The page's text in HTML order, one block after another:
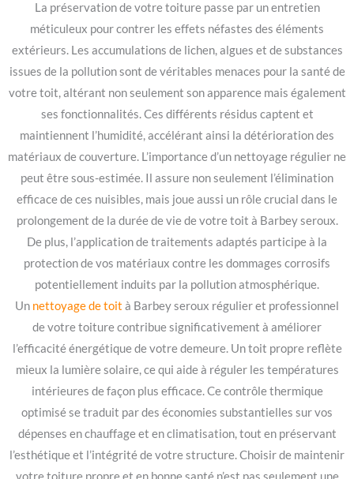
La préservation de votre toiture passe par un entretien
méticuleux pour contrer les effets néfastes des éléments
extérieurs. Les accumulations de lichen, algues et de substances
issues de la pollution sont de véritables menaces pour la santé de
votre toit, altérant non seulement son apparence mais également
ses fonctionnalités. Ces différents résidus captent et
maintiennent l’humidité, accélérant ainsi la détérioration des
matériaux de couverture. L’importance d’un nettoyage régulier ne
peut être sous-estimée. Il assure non seulement l’élimination
efficace de ces nuisibles, mais joue aussi un rôle crucial dans le
prolongement de la durée de vie de votre toit à Barbey seroux.
De plus, l’application de traitements adaptés participe à la
protection de vos matériaux contre les dommages corrosifs
potentiellement induits par la pollution atmosphérique.
Un nettoyage de toit à Barbey seroux régulier et professionnel
de votre toiture contribue significativement à améliorer
l’efficacité énergétique de votre demeure. Un toit propre reflète
mieux la lumière solaire, ce qui aide à réguler les températures
intérieures de façon plus efficace. Ce contrôle thermique
optimisé se traduit par des économies substantielles sur vos
dépenses en chauffage et en climatisation, tout en préservant
l’esthétique et l’intégrité de votre structure. Choisir de maintenir
votre toiture propre et en bonne santé n’est pas seulement une